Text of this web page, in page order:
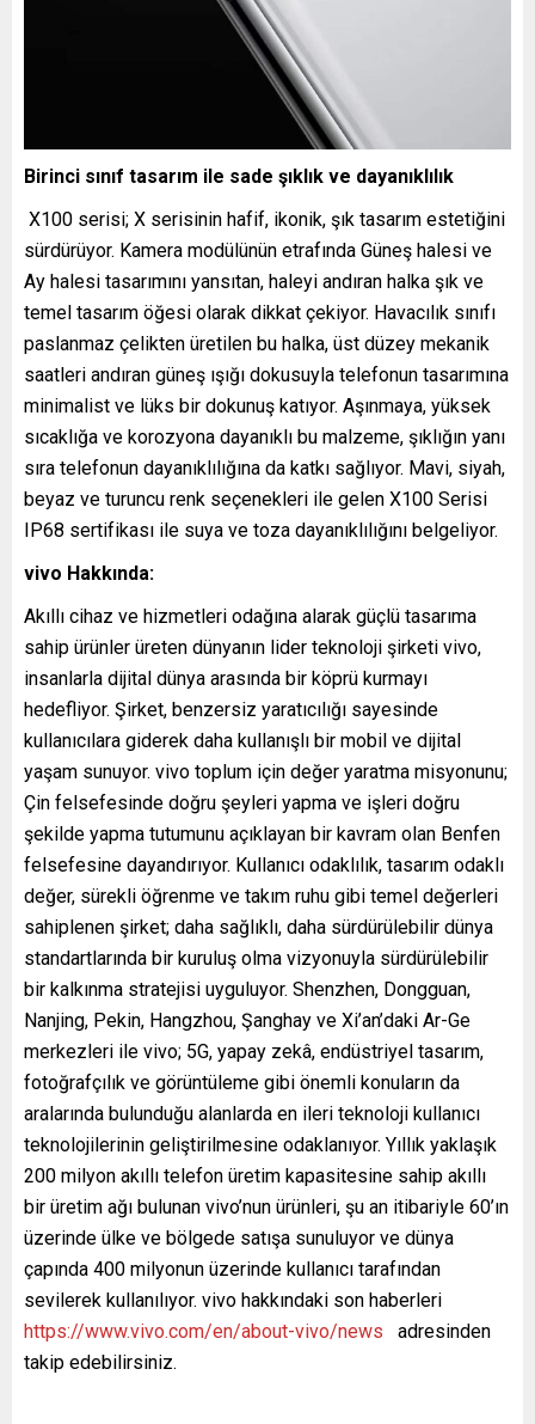
Birinci sınıf tasarım ile sade şıklık ve dayanıklılık
X100 serisi; X serisinin hafif, ikonik, şık tasarım estetiğini
sürdürüyor. Kamera modülünün etrafında Güneş halesi ve
Ay halesi tasarımını yansıtan, haleyi andıran halka şık ve
temel tasarım öğesi olarak dikkat çekiyor. Havacılık sınıfı
paslanmaz çelikten üretilen bu halka, üst düzey mekanik
saatleri andıran güneş ışığı dokusuyla telefonun tasarımına
minimalist ve lüks bir dokunuş katıyor. Aşınmaya, yüksek
sıcaklığa ve korozyona dayanıklı bu malzeme, şıklığın yanı
sıra telefonun dayanıklılığına da katkı sağlıyor. Mavi, siyah,
beyaz ve turuncu renk seçenekleri ile gelen X100 Serisi
IP68 sertifikası ile suya ve toza dayanıklılığını belgeliyor.
vivo Hakkında:
Akıllı cihaz ve hizmetleri odağına alarak güçlü tasarıma
sahip ürünler üreten dünyanın lider teknoloji şirketi vivo,
insanlarla dijital dünya arasında bir köprü kurmayı
hedefliyor. Şirket, benzersiz yaratıcılığı sayesinde
kullanıcılara giderek daha kullanışlı bir mobil ve dijital
yaşam sunuyor. vivo toplum için değer yaratma misyonunu;
Çin felsefesinde doğru şeyleri yapma ve işleri doğru
şekilde yapma tutumunu açıklayan bir kavram olan Benfen
felsefesine dayandırıyor. Kullanıcı odaklılık, tasarım odaklı
değer, sürekli öğrenme ve takım ruhu gibi temel değerleri
sahiplenen şirket; daha sağlıklı, daha sürdürülebilir dünya
standartlarında bir kuruluş olma vizyonuyla sürdürülebilir
bir kalkınma stratejisi uyguluyor. Shenzhen, Dongguan,
Nanjing, Pekin, Hangzhou, Şanghay ve Xi’an’daki Ar-Ge
merkezleri ile vivo; 5G, yapay zekâ, endüstriyel tasarım,
fotoğrafçılık ve görüntüleme gibi önemli konuların da
aralarında bulunduğu alanlarda en ileri teknoloji kullanıcı
teknolojilerinin geliştirilmesine odaklanıyor. Yıllık yaklaşık
200 milyon akıllı telefon üretim kapasitesine sahip akıllı
bir üretim ağı bulunan vivo’nun ürünleri, şu an itibariyle 60’ın
üzerinde ülke ve bölgede satışa sunuluyor ve dünya
çapında 400 milyonun üzerinde kullanıcı tarafından
sevilerek kullanılıyor. vivo hakkındaki son haberleri
https://www.vivo.com/en/about-vivo/news adresinden
takip edebilirsiniz.